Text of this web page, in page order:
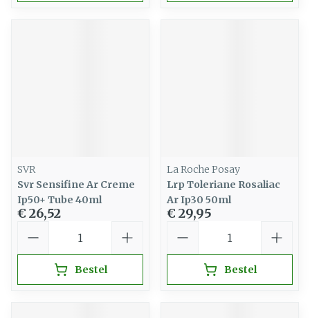
SVR
Svr Sensifine Ar Creme
Ip50+ Tube 40ml
€ 26,52
Bestel
La Roche Posay
Lrp Toleriane Rosaliac
Ar Ip30 50ml
€ 29,95
Bestel